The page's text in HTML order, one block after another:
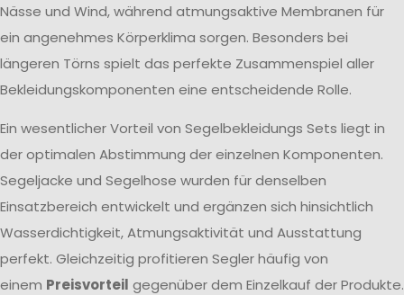
Nässe und Wind, während atmungsaktive Membranen für
ein angenehmes Körperklima sorgen. Besonders bei
längeren Törns spielt das perfekte Zusammenspiel aller
Bekleidungskomponenten eine entscheidende Rolle.
Ein wesentlicher Vorteil von Segelbekleidungs Sets liegt in
der optimalen Abstimmung der einzelnen Komponenten.
Segeljacke und Segelhose wurden für denselben
Einsatzbereich entwickelt und ergänzen sich hinsichtlich
Wasserdichtigkeit, Atmungsaktivität und Ausstattung
perfekt. Gleichzeitig profitieren Segler häufig von
einem Preisvorteil gegenüber dem Einzelkauf der Produkte.